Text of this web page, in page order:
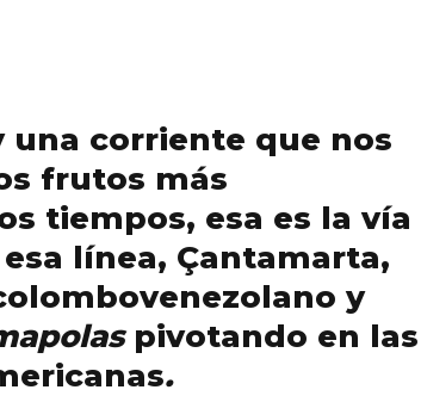
una corriente que nos
frutos más
tiempos, esa es la vía
línea, Çantamarta,
y
pivotando en las
.